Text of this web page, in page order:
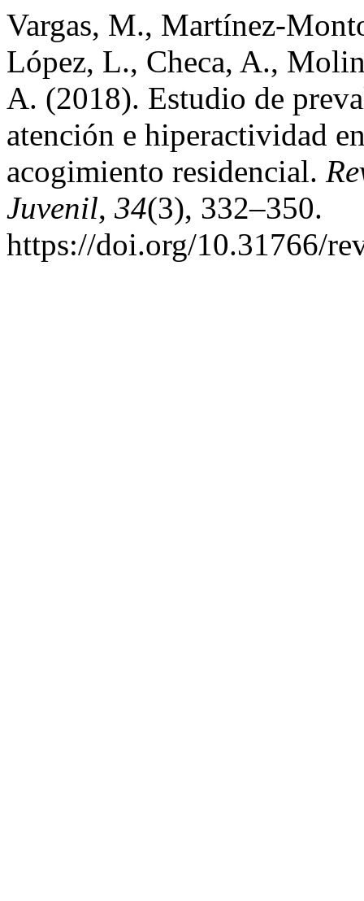
Vargas, M., Martínez-
López, L., Checa, A.,
A. (2018). Estudio de
atención e hiperactividad
acogimiento residencial.
Juvenil, 34(3), 332–350.
https://doi.org/10.31766/